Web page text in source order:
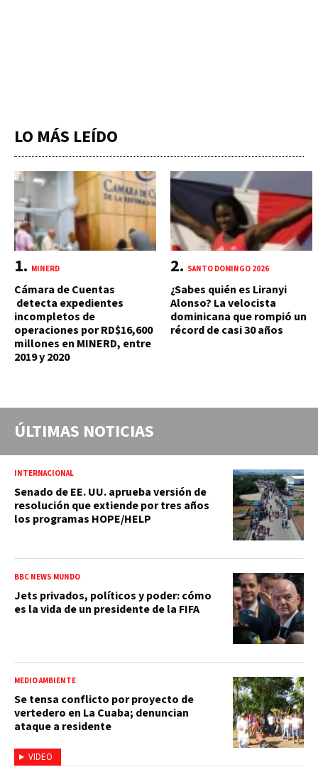
LO MÁS LEÍDO
MINERD
Cámara de Cuentas
detecta expedientes
incompletos de
operaciones por RD$16,600
millones en MINERD, entre
2019 y 2020
SANTO DOMINGO 2026
¿Sabes quién es Liranyi
Alonso? La velocista
dominicana que rompió un
récord de casi 30 años
ÚLTIMAS NOTICIAS
INTERNACIONAL
Senado de EE. UU. aprueba versión de
resolución que extiende por tres años
los programas HOPE/HELP
BBC NEWS MUNDO
Jets privados, políticos y poder: cómo
es la vida de un presidente de la FIFA
VIDEO
MEDIO AMBIENTE
Se tensa conflicto por proyecto de
vertedero en La Cuaba; denuncian
ataque a residente